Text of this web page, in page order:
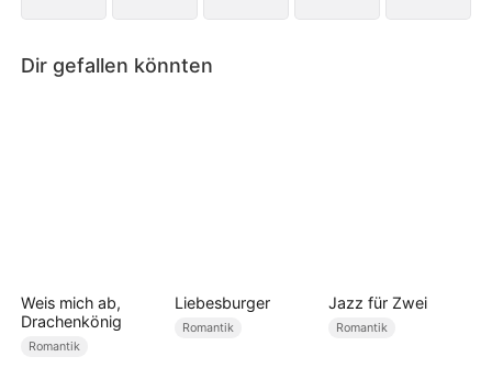
Dir gefallen könnten
Weis mich ab,
Drachenkönig
Romantik
Liebesburger
Romantik
Jazz für Zwei
Romantik